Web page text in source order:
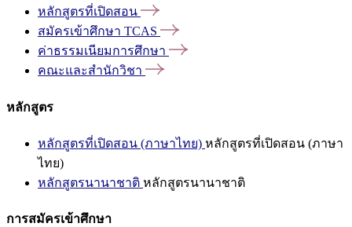
หลักสูตรที่เปิดสอน
สมัครเข้าศึกษา TCAS
ค่าธรรมเนียมการศึกษา
คณะและสำนักวิชา
หลักสูตร
หลักสูตรที่เปิดสอน (ภาษาไทย) หลักสูตรที่เปิดสอน (ภาษา
ไทย)
หลักสูตรนานาชาติ หลักสูตรนานาชาติ
การสมัครเข้าศึกษา